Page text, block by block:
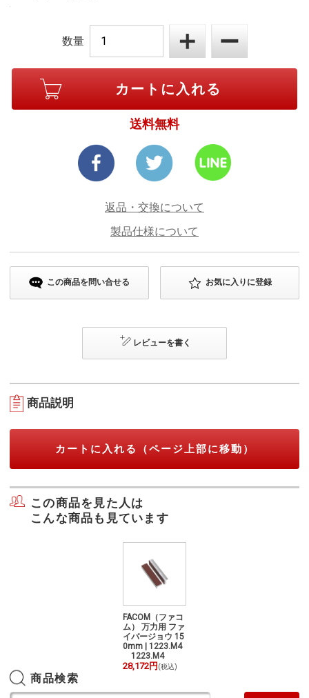
数量
送料無料
返品・交換について
製品仕様について
この商品を問い合せる お気に入りに登録
レビューを書く
商品説明
カートに入れる（ページ上部に移動）
この商品を見た人は
こんな商品も見ています
FACOM（ファコ
ム） 万力用 ファ
イバージョウ 15
0mm | 1223.M4
1223.M4
28,172円 (税込)
商品検索